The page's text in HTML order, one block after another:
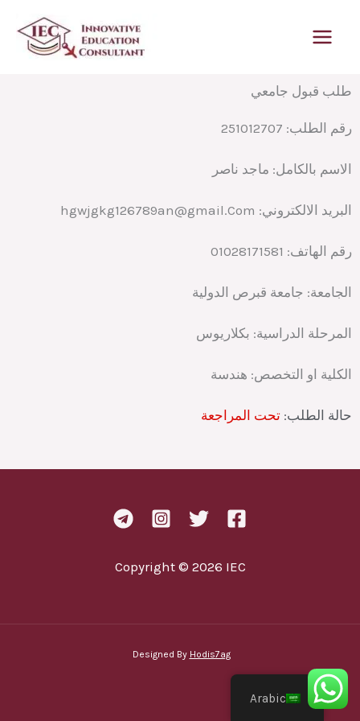
طلب قبول جامعي
رقم الطلب: 251012707
الاسم بالكامل:
البريد الالكتروني: hgwjgkg126789an@gmail.Com
رقم الهاتف: 01028171581
الجامعة: جامعة قبرص الدولية
المرحلة الدراسية: بكلاريوس
الكلية او التخصص: هندسة
حالة الطلب: تحت المراجعة
Copyright © 2026 IEC
Designed By Hodis7ag
Arabic